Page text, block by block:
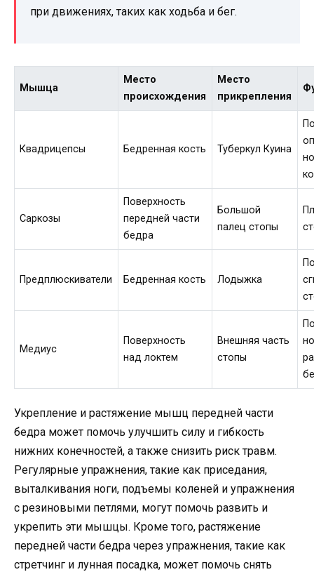
при движениях, таких как ходьба и бег.
Мышца
Место
происхождения
Место
прикрепления
Квадрицепсы Бедренная кость Туберкул Куина
Саркозы
Поверхность
передней части
бедра
Большой
палец стопы
Предплюскиватели Бедренная кость Лодыжка
Медиус
Поверхность
над локтем
Внешняя часть
стопы
Укрепление и растяжение мышц передней части
бедра может помочь улучшить силу и гибкость
нижних конечностей, а также снизить риск травм.
Регулярные упражнения, такие как приседания,
выталкивания ноги, подъемы коленей и упражнения
с резиновыми петлями, могут помочь развить и
укрепить эти мышцы. Кроме того, растяжение
передней части бедра через упражнения, такие как
стретчинг и лунная посадка, может помочь снять